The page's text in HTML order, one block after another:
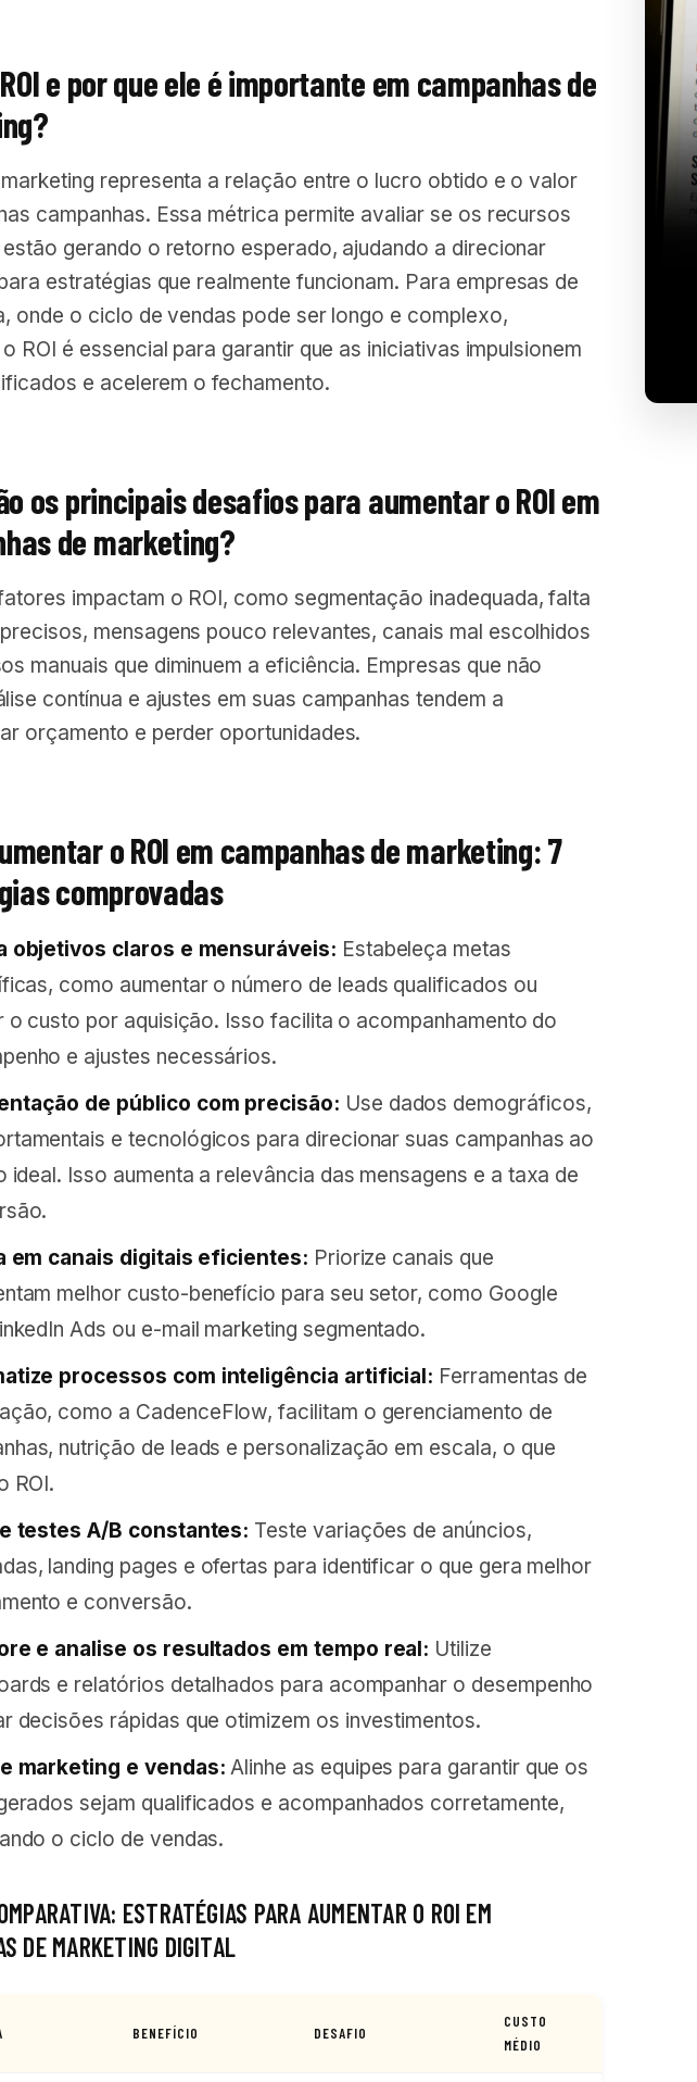
e por que ele é importante em campanhas de
marketing representa a relação entre o lucro obtido e o valor
campanhas. Essa métrica permite avaliar se os recursos
gerando o retorno esperado, ajudando a direcionar
estratégias que realmente funcionam. Para empresas de
onde o ciclo de vendas pode ser longo e complexo,
ROI é essencial para garantir que as iniciativas impulsionem
e acelerem o fechamento.
os principais desafios para aumentar o ROI em
de marketing?
impactam o ROI, como segmentação inadequada, falta
mensagens pouco relevantes, canais mal escolhidos
manuais que diminuem a eficiência. Empresas que não
contínua e ajustes em suas campanhas tendem a
orçamento e perder oportunidades.
o ROI em campanhas de marketing: 7
comprovadas
objetivos claros e mensuráveis: Estabeleça metas
como aumentar o número de leads qualificados ou
o custo por aquisição. Isso facilita o acompanhamento do
e ajustes necessários.
de público com precisão: Use dados demográficos,
e tecnológicos para direcionar suas campanhas ao
ideal. Isso aumenta a relevância das mensagens e a taxa de
em canais digitais eficientes: Priorize canais que
melhor custo-benefício para seu setor, como Google
Ads ou e-mail marketing segmentado.
processos com inteligência artificial: Ferramentas de
como a CadenceFlow, facilitam o gerenciamento de
nutrição de leads e personalização em escala, o que
ROI.
testes A/B constantes: Teste variações de anúncios,
landing pages e ofertas para identificar o que gera melhor
e conversão.
e analise os resultados em tempo real: Utilize
e relatórios detalhados para acompanhar o desempenho
decisões rápidas que otimizem os investimentos.
marketing e vendas: Alinhe as equipes para garantir que os
sejam qualificados e acompanhados corretamente,
o ciclo de vendas.
ESTRATÉGIAS PARA AUMENTAR O ROI EM
DE MARKETING DIGITAL
BENEFÍCIO DESAFIO
CUSTO
MÉDIO